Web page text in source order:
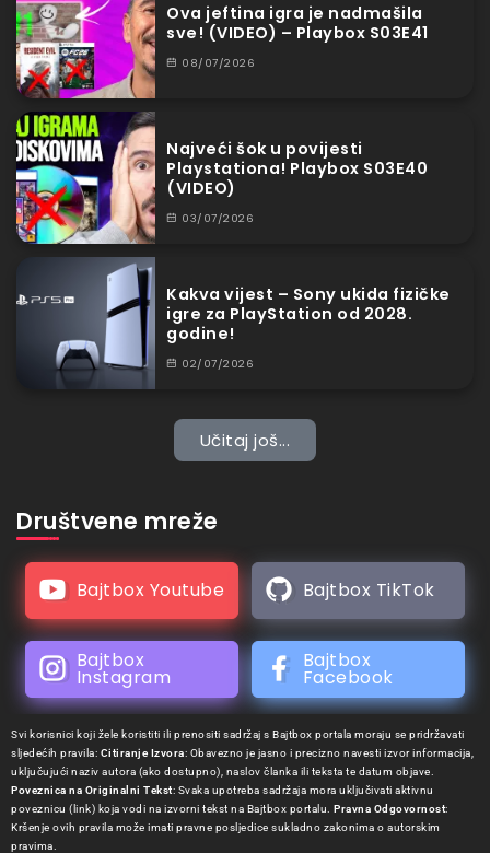
Ova jeftina igra je nadmašila
sve! (VIDEO) – Playbox S03E41
08/07/2026
Najveći šok u povijesti
Playstationa! Playbox S03E40
(VIDEO)
03/07/2026
Kakva vijest – Sony ukida fizičke
igre za PlayStation od 2028.
godine!
02/07/2026
Učitaj još...
Društvene mreže
Bajtbox Youtube Bajtbox TikTok
Bajtbox
Instagram
Bajtbox
Facebook
Svi korisnici koji žele koristiti ili prenositi sadržaj s Bajtbox portala moraju se pridržavati
sljedećih pravila: Citiranje Izvora: Obavezno je jasno i precizno navesti izvor informacija,
uključujući naziv autora (ako dostupno), naslov članka ili teksta te datum objave.
Poveznica na Originalni Tekst: Svaka upotreba sadržaja mora uključivati aktivnu
poveznicu (link) koja vodi na izvorni tekst na Bajtbox portalu. Pravna Odgovornost:
Kršenje ovih pravila može imati pravne posljedice sukladno zakonima o autorskim
pravima.